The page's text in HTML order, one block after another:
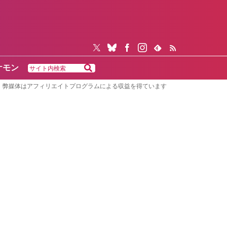
モン
弊媒体はアフィリエイトプログラムによる収益を得ています